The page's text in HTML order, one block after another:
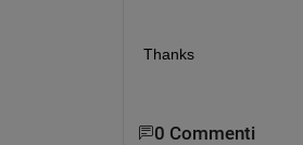
Thanks
0 Commenti